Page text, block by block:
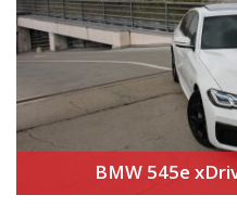
BMW 545e